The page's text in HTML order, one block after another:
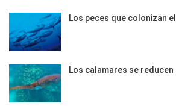
Los peces que colonizan
Los calamares se reducen